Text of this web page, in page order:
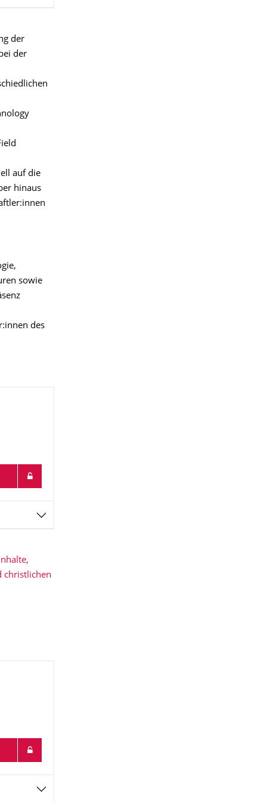
der
der
auf die
hinaus
sowie
des
christlichen